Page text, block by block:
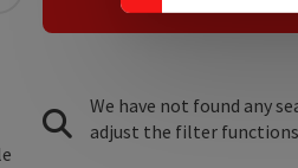
We have not found any
adjust the filter